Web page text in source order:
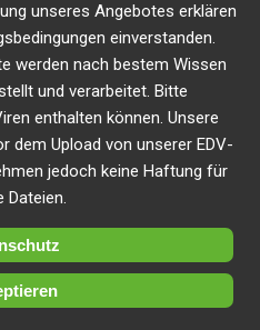
Downloads
unseres Angebotes erklären
einverstanden.
werden nach bestem Wissen
und verarbeitet. Bitte
enthalten können. Unsere
dem Upload von unserer EDV-
jedoch keine Haftung für
Dateien.